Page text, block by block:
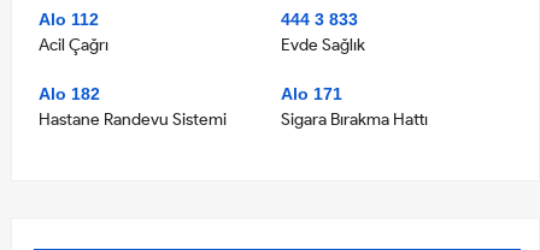
Alo 112
Acil Çağrı
444 3 833
Evde Sağlık
Alo 182
Hastane Randevu Sistemi
Alo 171
Sigara Bırakma Hattı